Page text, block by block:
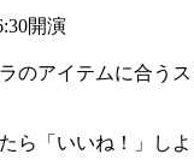
開演
のアイテムに合う
ら「いいね！」しよ